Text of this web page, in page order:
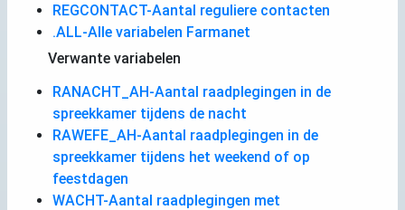
REGCONTACT-Aantal reguliere contacten
.ALL-Alle variabelen Farmanet
Verwante variabelen
RANACHT_AH-Aantal raadplegingen in de
spreekkamer tijdens de nacht
RAWEFE_AH-Aantal raadplegingen in de
spreekkamer tijdens het weekend of op
feestdagen
WACHT-Aantal raadplegingen met